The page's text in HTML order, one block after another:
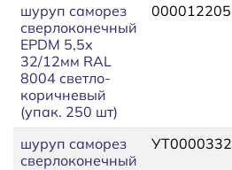
шуруп саморез
сверлоконечный
EPDM 5,5х
32/12мм RAL
8004 светло-
коричневый
(упак. 250 шт)
000012205
шуруп саморез
сверлоконечный
УТ0000332